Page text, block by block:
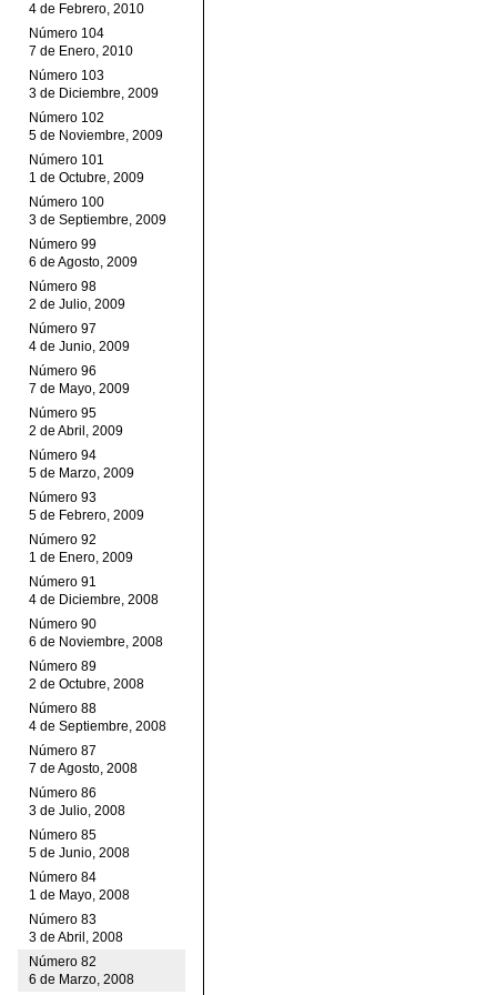
4 de Febrero, 2010
Número 104
7 de Enero, 2010
Número 103
3 de Diciembre, 2009
Número 102
5 de Noviembre, 2009
Número 101
1 de Octubre, 2009
Número 100
3 de Septiembre, 2009
Número 99
6 de Agosto, 2009
Número 98
2 de Julio, 2009
Número 97
4 de Junio, 2009
Número 96
7 de Mayo, 2009
Número 95
2 de Abril, 2009
Número 94
5 de Marzo, 2009
Número 93
5 de Febrero, 2009
Número 92
1 de Enero, 2009
Número 91
4 de Diciembre, 2008
Número 90
6 de Noviembre, 2008
Número 89
2 de Octubre, 2008
Número 88
4 de Septiembre, 2008
Número 87
7 de Agosto, 2008
Número 86
3 de Julio, 2008
Número 85
5 de Junio, 2008
Número 84
1 de Mayo, 2008
Número 83
3 de Abril, 2008
Número 82
6 de Marzo, 2008